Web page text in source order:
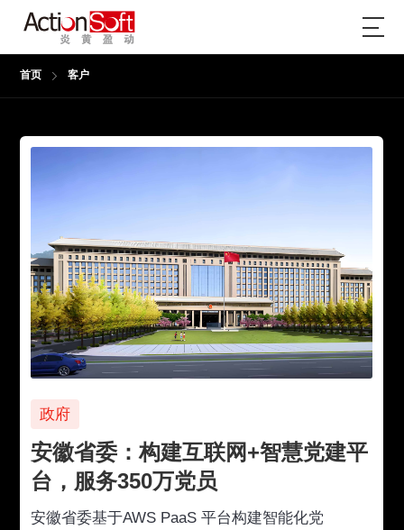
首页 客户
政府
安徽省委：构建互联网+智慧党建平
台，服务350万党员
安徽省委基于AWS PaaS 平台构建智能化党